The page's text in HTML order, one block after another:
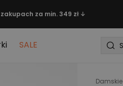
za min. 349 zł ↓
SALE
Damskie